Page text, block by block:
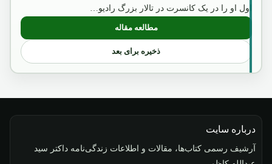
اول او را در یک کانسرت در تالار بزرگ رادیو…
مطالعه مقاله: نگاهی به کتاب "سرگذشت موسیقی معاصر افغانستان از
ذخیره برای بعد
درباره سایت
آرشیف رسمی کتاب‌ها، مقالات و اطلاعات زندگی‌نامه داکتر سید